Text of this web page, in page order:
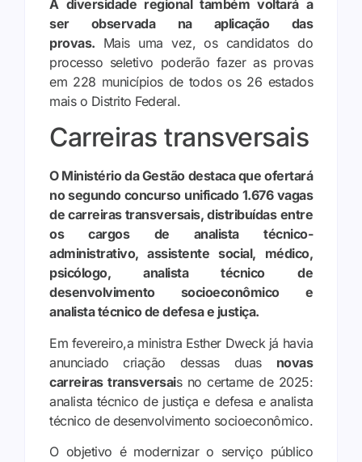
A diversidade regional também voltará a
ser observada na aplicação das
provas. Mais uma vez, os candidatos do
processo seletivo poderão fazer as provas
em 228 municípios de todos os 26 estados
mais o Distrito Federal.
Carreiras transversais
O Ministério da Gestão destaca que ofertará
no segundo concurso unificado 1.676 vagas
de carreiras transversais, distribuídas entre
os cargos de analista técnico-
administrativo, assistente social, médico,
psicólogo, analista técnico de
desenvolvimento socioeconômico e
analista técnico de defesa e justiça.
Em fevereiro,a ministra Esther Dweck já havia
anunciado criação dessas duas novas
carreiras transversais no certame de 2025:
analista técnico de justiça e defesa e analista
técnico de desenvolvimento socioeconômico.
O objetivo é modernizar o serviço público